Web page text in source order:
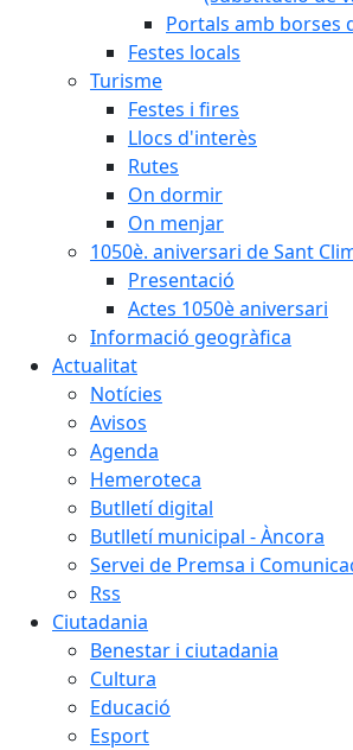
Portals amb borses
Festes locals
Turisme
Festes i fires
Llocs d'interès
Rutes
On dormir
On menjar
1050è. aniversari de Sant
Presentació
Actes 1050è aniversari
Informació geogràfica
Actualitat
Notícies
Avisos
Agenda
Hemeroteca
Butlletí digital
Butlletí municipal - Àncora
Servei de Premsa i
Rss
Ciutadania
Benestar i ciutadania
Cultura
Educació
Esport